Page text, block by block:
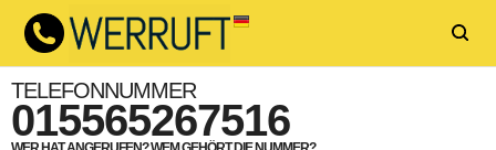
TELEFONNUMMER
015565267516